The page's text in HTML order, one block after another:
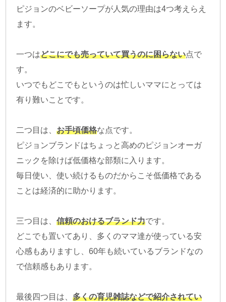
ピジョンのベビーソープが人気の理由は4つ考えらえ
ます。
一つはどこにでも売っていて買うのに困らない点で
す。
いつでもどこでもというのは忙しいママにとっては
有り難いことです。
二つ目は、お手頃価格な点です。
ピジョンブランドはちょっと高めのピジョンオーガ
ニックを除けば低価格な部類に入ります。
毎日使い、使い続けるものだからこそ低価格である
ことは経済的に助かります。
三つ目は、信頼のおけるブランド力です。
どこでも置いてあり、多くのママ達が使っている安
心感もありますし、60年も続いているブランドなの
で信頼感もあります。
最後四つ目は、多くの育児雑誌などで紹介されてい